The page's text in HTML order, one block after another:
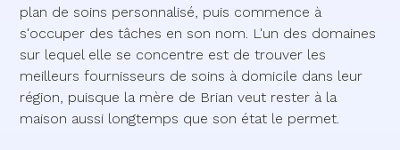
plan de soins personnalisé, puis commence à
s'occuper des tâches en son nom. L'un des domaines
sur lequel elle se concentre est de trouver les
meilleurs fournisseurs de soins à domicile dans leur
région, puisque la mère de Brian veut rester à la
maison aussi longtemps que son état le permet.